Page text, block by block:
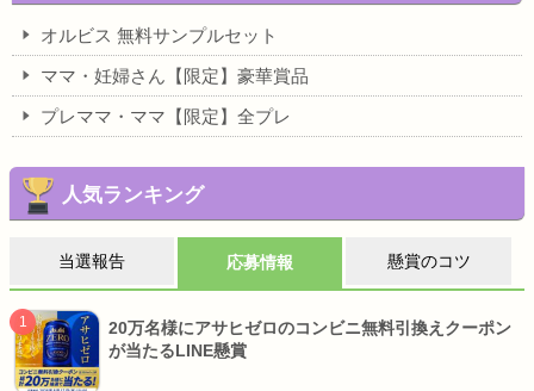
オルビス 無料サンプルセット
ママ・妊婦さん【限定】豪華賞品
プレママ・ママ【限定】全プレ
人気ランキング
当選報告 応募情報 懸賞のコツ
20万名様にアサヒゼロのコンビニ無料引換えクーポン
が当たるLINE懸賞